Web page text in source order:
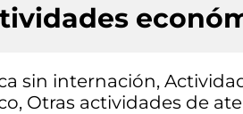
sin internación,
Otras actividades de